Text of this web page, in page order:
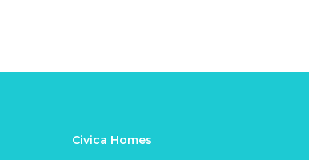
Civica Homes